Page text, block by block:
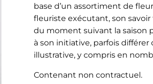
base d’un assortiment de
fleuriste exécutant, son
du moment suivant la saison
à son initiative, parfois
illustrative, y compris en
Contenant non contractuel.